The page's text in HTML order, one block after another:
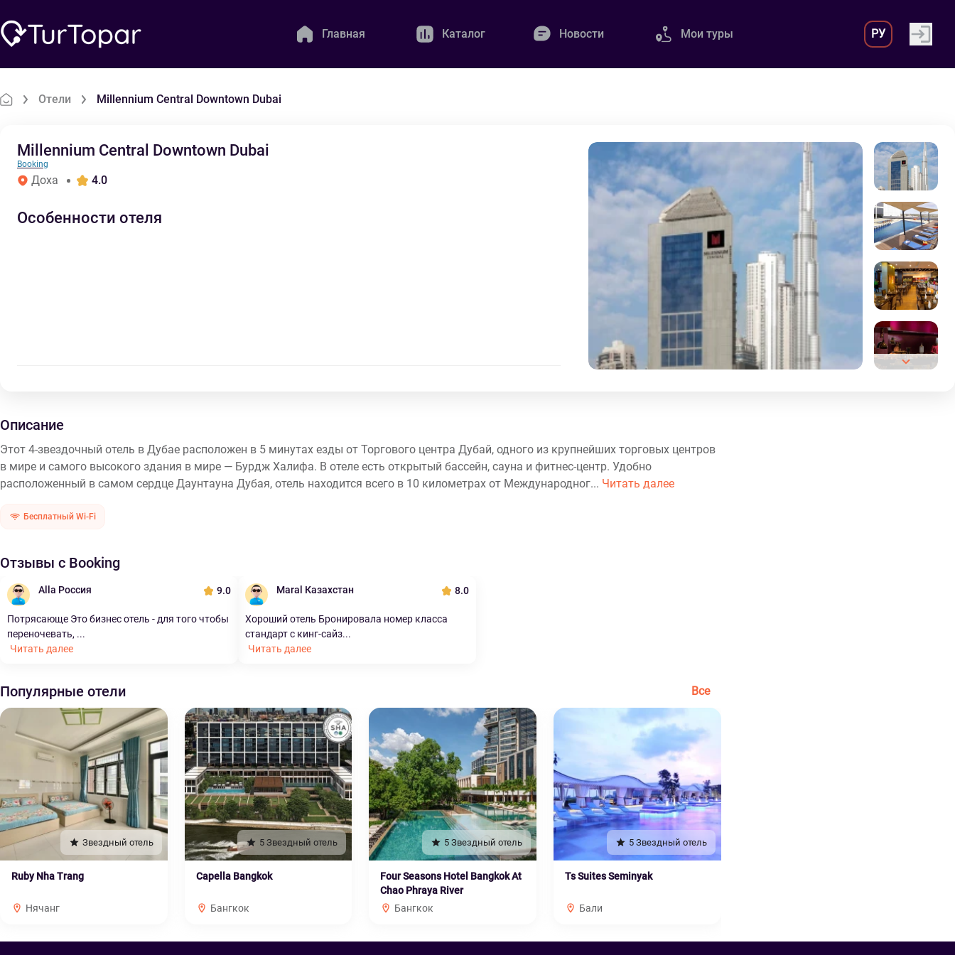
Главная Каталог Новости Мои туры РУ
Отели Millennium Central Downtown Dubai
Millennium Central Downtown Dubai
Booking
Доха 4.0
Особенности отеля
Описание
Этот 4-звездочный отель в Дубае расположен в 5 минутах езды от Торгового центра Дубай, одного из крупнейших торговых центров
в мире и самого высокого здания в мире — Бурдж Халифа. В отеле есть открытый бассейн, сауна и фитнес-центр. Удобно
расположенный в самом сердце Даунтауна Дубая, отель находится всего в 10 километрах от Международног... Читать далее
Бесплатный Wi-Fi
Отзывы с Booking
Alla Россия 9.0
Потрясающе Это бизнес отель - для того чтобы
переночевать, ...
Читать далее
Maral Казахстан 8.0
Хороший отель Бронировала номер класса
стандарт с кинг-сайз...
Читать далее
Популярные отели Все
Звездный отель
Ruby Nha Trang
Нячанг
5 Звездный отель
Capella Bangkok
Бангкок
5 Звездный отель
Four Seasons Hotel Bangkok At
Chao Phraya River
Бангкок
5 Звездный отель
Ts Suites Seminyak
Бали